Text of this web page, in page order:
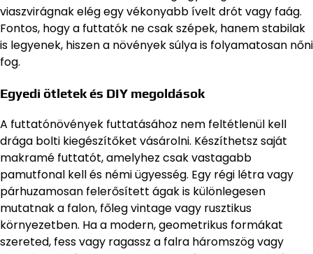
viaszvirágnak elég egy vékonyabb ívelt drót vagy faág.
Fontos, hogy a futtatók ne csak szépek, hanem stabilak
is legyenek, hiszen a növények súlya is folyamatosan nőni
fog.
Egyedi ötletek és DIY megoldások
A futtatónövények futtatásához nem feltétlenül kell
drága bolti kiegészítőket vásárolni. Készíthetsz saját
makramé futtatót, amelyhez csak vastagabb
pamutfonal kell és némi ügyesség. Egy régi létra vagy
párhuzamosan felerősített ágak is különlegesen
mutatnak a falon, főleg vintage vagy rusztikus
környezetben. Ha a modern, geometrikus formákat
szereted, fess vagy ragassz a falra háromszög vagy